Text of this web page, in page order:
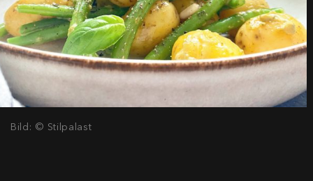
Bild: © Stilpalast